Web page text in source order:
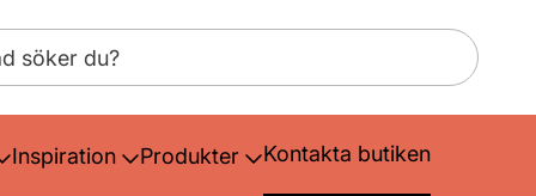
Inspiration Produkter Kontakta butiken